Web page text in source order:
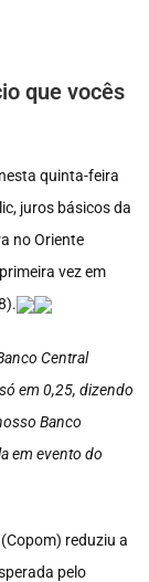
que vocês
quinta-feira
juros básicos da
no Oriente
vez em
Central
em 0,25, dizendo
Banco
em evento do
reduziu a
pelo